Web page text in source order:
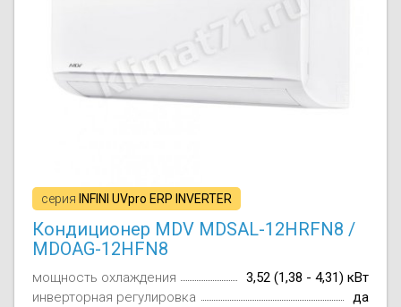
серия INFINI UVpro ERP INVERTER
Кондиционер MDV MDSAL-12HRFN8 /
MDOAG-12HFN8
мощность охлаждения
3,52 (1,38 - 4,31) кВт
инверторная регулировка
да